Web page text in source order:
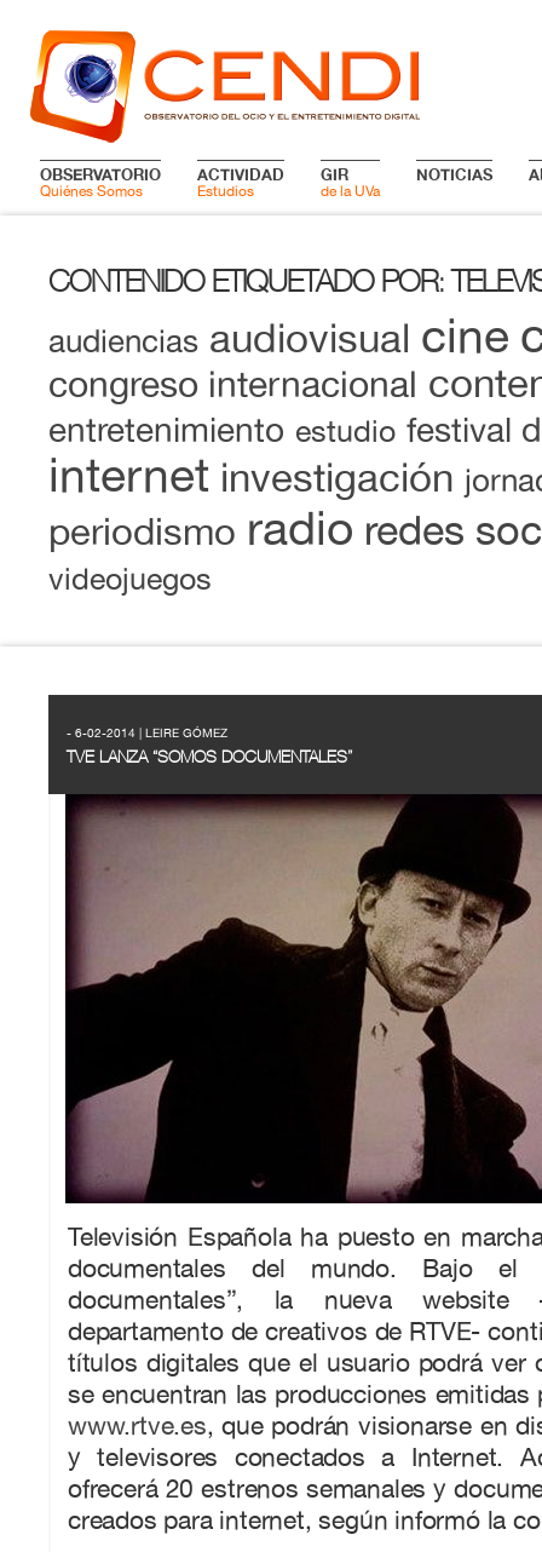
OBSERVATORIO
Quiénes Somos
ACTIVIDAD
Estudios
GIR
de la UVa
NOTICIAS
CONTENIDO ETIQUETADO POR:
audiencias audiovisual cine
congreso internacional
entretenimiento estudio festival
internet investigación
periodismo radio redes
videojuegos
- 6-02-2014 | LEIRE GÓMEZ
TVE LANZA “SOMOS DOCUMENTALES”
Televisión Española ha puesto en
documentales del mundo. Bajo el
documentales”, la nueva
departamento de creativos de RTVE-
títulos digitales que el usuario podrá ver
se encuentran las producciones emitidas
www.rtve.es, que podrán visionarse en
y televisores conectados a Internet.
ofrecerá 20 estrenos semanales y
creados para internet, según informó la